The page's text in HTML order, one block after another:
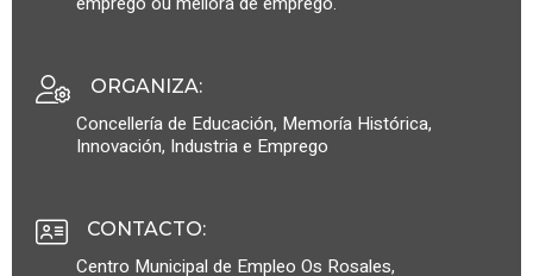
ORGANIZA:
Concellería de Educación, Memoría Histórica,
Innovación, Industria e Emprego
CONTACTO:
Centro Municipal de Empleo Os Rosales,